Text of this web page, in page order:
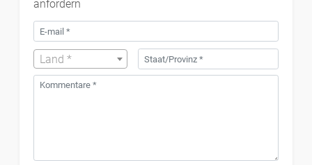
Land *